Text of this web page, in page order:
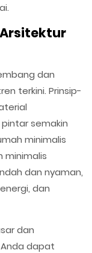
dan
terkini. Prinsip-
semakin
minimalis
minimalis
dan nyaman,
dan
dan
dapat